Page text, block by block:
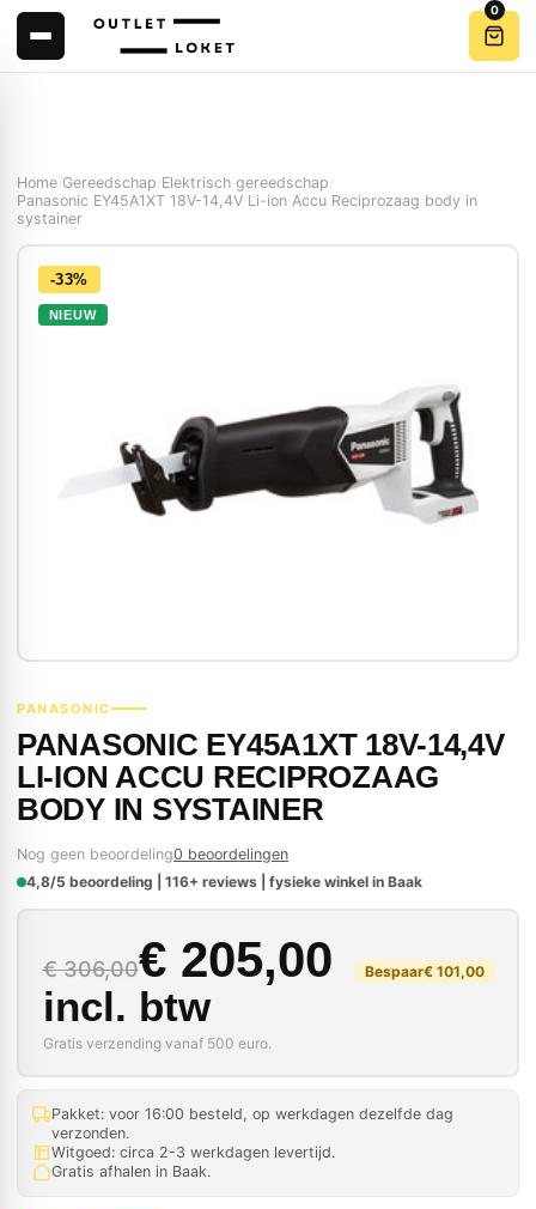
0
Home Gereedschap Elektrisch gereedschap
Panasonic EY45A1XT 18V-14,4V Li-ion Accu Reciprozaag body in
systainer
-33%
NIEUW
PANASONIC
PANASONIC EY45A1XT 18V-14,4V
LI-ION ACCU RECIPROZAAG
BODY IN SYSTAINER
Nog geen beoordeling0 beoordelingen
4,8/5 beoordeling | 116+ reviews | fysieke winkel in Baak
€306,00
Oorspronkelijke
€205,00
Huidige prijs is: €
incl. btw
Bespaar€101,00
Gratis verzending vanaf 500 euro.
Pakket: voor 16:00 besteld, op werkdagen dezelfde dag
verzonden.
Witgoed: circa 2-3 werkdagen levertijd.
Gratis afhalen in Baak.